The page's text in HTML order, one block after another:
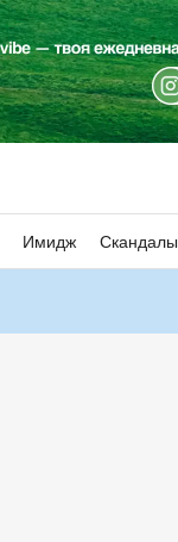
Имидж Скандалы